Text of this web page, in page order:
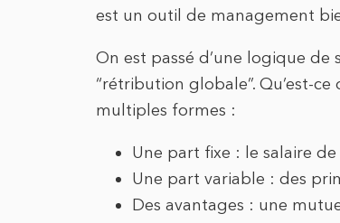
est un outil de management
On est passé d’une logique
“rétribution globale”. Qu’est-
multiples formes :
Une part fixe : le salaire
Une part variable : des
Des avantages : une